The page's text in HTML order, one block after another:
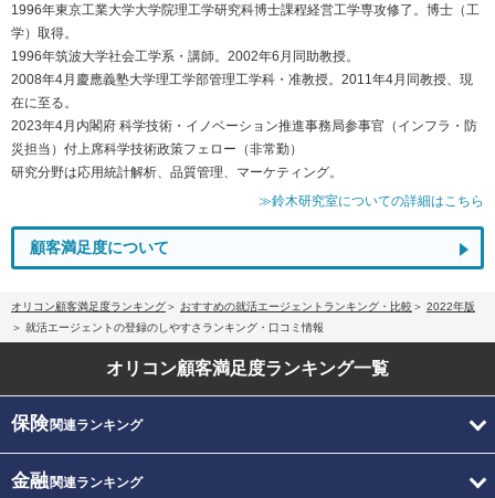
1996年東京工業大学大学院理工学研究科博士課程経営工学専攻修了。博士（工
学）取得。
1996年筑波大学社会工学系・講師。2002年6月同助教授。
2008年4月慶應義塾大学理工学部管理工学科・准教授。2011年4月同教授、現
在に至る。
2023年4月内閣府 科学技術・イノベーション推進事務局参事官（インフラ・防
災担当）付上席科学技術政策フェロー（非常勤）
研究分野は応用統計解析、品質管理、マーケティング。
≫鈴木研究室についての詳細はこちら
顧客満足度について
オリコン顧客満足度ランキング おすすめの就活エージェントランキング・比較
2022年版
就活エージェントの登録のしやすさランキング・口コミ情報
オリコン顧客満足度ランキング一覧
保険関連ランキング
金融関連ランキング